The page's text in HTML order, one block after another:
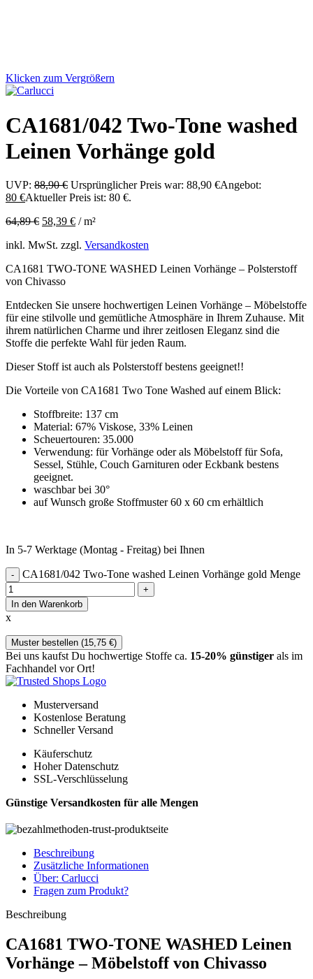
Klicken zum Vergrößern
CA1681/042 Two-Tone washed
Leinen Vorhänge gold
UVP: 88,90€ Ursprünglicher Preis war: 88,90 €Angebot:
80 €Aktueller Preis ist: 80 €.
64,89€ 58,39 € /m²
inkl. MwSt. zzgl. Versandkosten
CA1681 TWO-TONE WASHED Leinen Vorhänge – Polsterstoff
von Chivasso
Entdecken Sie unsere hochwertigen Leinen Vorhänge – Möbelstoffe
für eine stilvolle und gemütliche Atmosphäre in Ihrem Zuhause. Mit
ihrem natürlichen Charme und ihrer zeitlosen Eleganz sind die
Stoffe die perfekte Wahl für jeden Raum.
Dieser Stoff ist auch als Polsterstoff bestens geeignet!!
Die Vorteile von CA1681 Two Tone Washed auf einem Blick:
Stoffbreite: 137 cm
Material: 67% Viskose, 33% Leinen
Scheuertouren: 35.000
Verwendung: für Vorhänge oder als Möbelstoff für Sofa,
Sessel, Stühle, Couch Garnituren oder Eckbank bestens
geeignet.
waschbar bei 30°
auf Wunsch große Stoffmuster 60 x 60 cm erhältlich
In 5-7 Werktage (Montag - Freitag) bei Ihnen
CA1681/042 Two-Tone washed Leinen Vorhänge gold Menge
In den Warenkorb
x
Muster bestellen (15,75 €)
Bei uns kaufst Du hochwertige Stoffe ca. 15-20% günstiger als im
Fachhandel vor Ort!
Musterversand
Kostenlose Beratung
Schneller Versand
Käuferschutz
Hoher Datenschutz
SSL-Verschlüsselung
Günstige Versandkosten für alle Mengen
Beschreibung
Zusätzliche Informationen
Über: Carlucci
Fragen zum Produkt?
Beschreibung
CA1681 TWO-TONE WASHED Leinen
Vorhänge – Möbelstoff von Chivasso